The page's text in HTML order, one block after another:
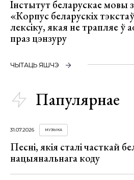
Інстытут беларускае мовы
«Корпус беларускіх
лексіку, якая не трапляе ў
праз цэнзуру
ЧЫТАЦЬ ЯШЧЭ
Папулярнае
31.07.2026 МУЗЫКА
Песні, якія сталі часткай
нацыянальнага коду